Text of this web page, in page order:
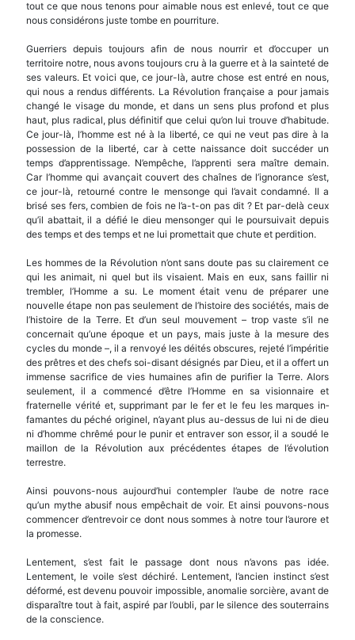
tout ce que nous tenons pour aimable nous est enlevé, tout ce que
nous considérons juste tombe en pourriture.
Guerriers depuis toujours afin de nous nourrir et d’occuper un
territoire notre, nous avons toujours cru à la guerre et à la sainteté de
ses valeurs. Et voici que, ce jour-là, autre chose est entré en nous,
qui nous a rendus différents. La Révolution française a pour jamais
changé le visage du monde, et dans un sens plus profond et plus
haut, plus radical, plus définitif que celui qu’on lui trouve d’habitude.
Ce jour-là, l’homme est né à la liberté, ce qui ne veut pas dire à la
possession de la liberté, car à cette naissance doit succéder un
temps d’ap­prentissage. N’empêche, l’apprenti sera maître demain.
Car l’homme qui avançait couvert des chaînes de l’ignorance s’est,
ce jour-là, retourné contre le mensonge qui l’avait condamné. Il a
brisé ses fers, combien de fois ne l’a-t-on pas dit ? Et par-delà ceux
qu’il abattait, il a défié le dieu mensonger qui le poursuivait depuis
des temps et des temps et ne lui promettait que chute et perdition.
Les hommes de la Révolution n’ont sans doute pas su clairement ce
qui les animait, ni quel but ils visaient. Mais en eux, sans faillir ni
trembler, l’Homme a su. Le moment était venu de préparer une
nouvelle étape non pas seulement de l’histoire des sociétés, mais de
l’histoire de la Terre. Et d’un seul mouvement – trop vaste s’il ne
concernait qu’une époque et un pays, mais juste à la mesure des
cycles du monde –, il a renvoyé les déités obscures, rejeté l’impéritie
des prêtres et des chefs soi-disant désignés par Dieu, et il a offert un
im­mense sacrifice de vies humaines afin de purifier la Terre. Alors
seulement, il a commencé d’être l’Homme en sa visionnaire et
fraternelle vérité et, supprimant par le fer et le feu les marques in­
famantes du péché originel, n’ayant plus au-dessus de lui ni de dieu
ni d’homme chrêmé pour le punir et entraver son essor, il a soudé le
maillon de la Révolution aux précédentes étapes de l’évolution
terrestre.
Ainsi pouvons-nous aujourd’hui contempler l’aube de notre race
qu’un mythe abusif nous empêchait de voir. Et ainsi pouvons-nous
commencer d’entrevoir ce dont nous sommes à notre tour l’au­rore et
la promesse.
Lentement, s’est fait le passage dont nous n’avons pas idée.
Lentement, le voile s’est déchiré. Lente­ment, l’ancien instinct s’est
déformé, est devenu pouvoir impossible, anomalie sorcière, avant de
disparaître tout à fait, aspiré par l’oubli, par le silence des souterrains
de la conscience.